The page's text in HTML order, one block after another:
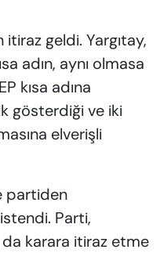
itiraz geldi. Yargıtay,
adın, aynı olmasa
kısa adına
gösterdiği ve iki
elverişli
partiden
Parti,
da karara itiraz etme